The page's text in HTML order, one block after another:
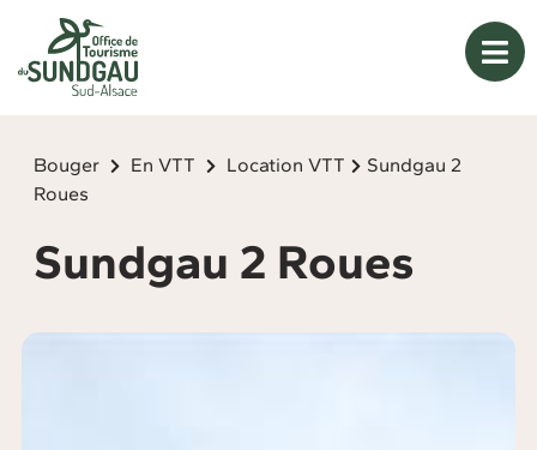
Bouger En VTT Location VTT
Sundgau 2
Roues
Sundgau 2 Roues
Panneau de gestion des cookies